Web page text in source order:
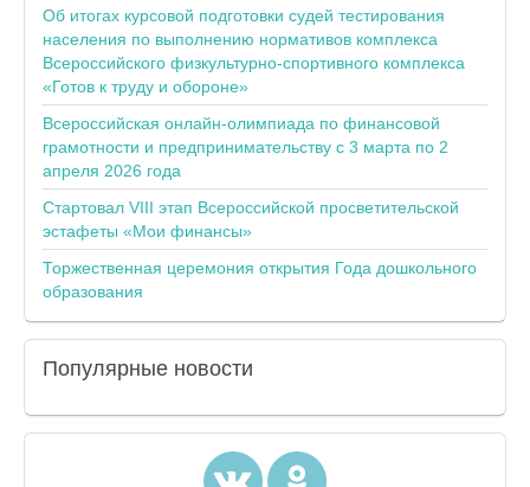
Об итогах курсовой подготовки судей тестирования
населения по выполнению нормативов комплекса
Всероссийского физкультурно-спортивного комплекса
«Готов к труду и обороне»
Всероссийская онлайн-олимпиада по финансовой
грамотности и предпринимательству с 3 марта по 2
апреля 2026 года
Стартовал VIII этап Всероссийской просветительской
эстафеты «Мои финансы»
Торжественная церемония открытия Года дошкольного
образования
Популярные новости